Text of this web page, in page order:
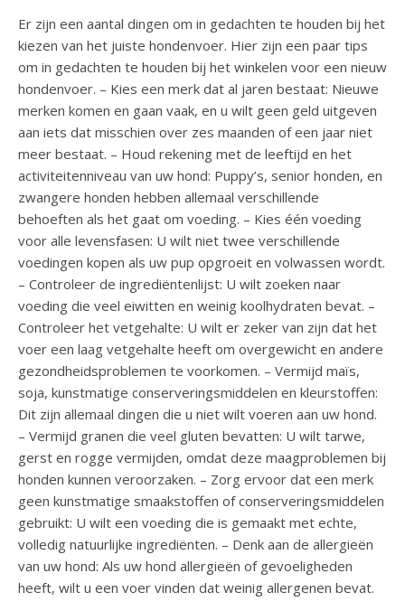
Er zijn een aantal dingen om in gedachten te houden bij het
kiezen van het juiste hondenvoer. Hier zijn een paar tips
om in gedachten te houden bij het winkelen voor een nieuw
hondenvoer. – Kies een merk dat al jaren bestaat: Nieuwe
merken komen en gaan vaak, en u wilt geen geld uitgeven
aan iets dat misschien over zes maanden of een jaar niet
meer bestaat. – Houd rekening met de leeftijd en het
activiteitenniveau van uw hond: Puppy’s, senior honden, en
zwangere honden hebben allemaal verschillende
behoeften als het gaat om voeding. – Kies één voeding
voor alle levensfasen: U wilt niet twee verschillende
voedingen kopen als uw pup opgroeit en volwassen wordt.
– Controleer de ingrediëntenlijst: U wilt zoeken naar
voeding die veel eiwitten en weinig koolhydraten bevat. –
Controleer het vetgehalte: U wilt er zeker van zijn dat het
voer een laag vetgehalte heeft om overgewicht en andere
gezondheidsproblemen te voorkomen. – Vermijd maïs,
soja, kunstmatige conserveringsmiddelen en kleurstoffen:
Dit zijn allemaal dingen die u niet wilt voeren aan uw hond.
– Vermijd granen die veel gluten bevatten: U wilt tarwe,
gerst en rogge vermijden, omdat deze maagproblemen bij
honden kunnen veroorzaken. – Zorg ervoor dat een merk
geen kunstmatige smaakstoffen of conserveringsmiddelen
gebruikt: U wilt een voeding die is gemaakt met echte,
volledig natuurlijke ingrediënten. – Denk aan de allergieën
van uw hond: Als uw hond allergieën of gevoeligheden
heeft, wilt u een voer vinden dat weinig allergenen bevat.